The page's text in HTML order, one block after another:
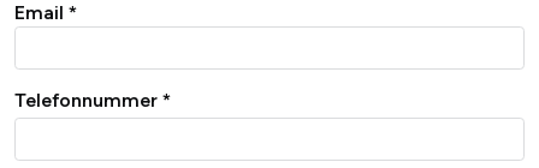
Email
Telefonnummer